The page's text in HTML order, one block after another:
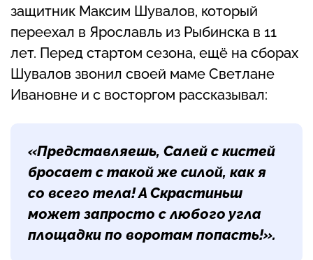
защитник Максим Шувалов, который
переехал в Ярославль из Рыбинска в 11
лет. Перед стартом сезона, ещё на сборах
Шувалов звонил своей маме Светлане
Ивановне и с восторгом рассказывал:
«Представляешь, Салей с кистей
бросает с такой же силой, как я
со всего тела! А Скрастиньш
может запросто с любого угла
площадки по воротам попасть!».